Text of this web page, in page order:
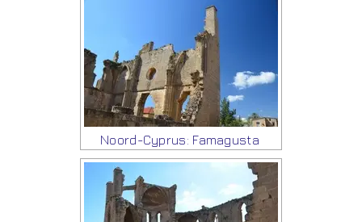
Noord-Cyprus: Famagusta